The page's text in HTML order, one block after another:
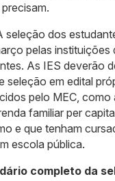
seleção dos
pelas instituições
As IES deverão
seleção em edital
pelo MEC, como
familiar per
e que tenham
escola pública.
completo da